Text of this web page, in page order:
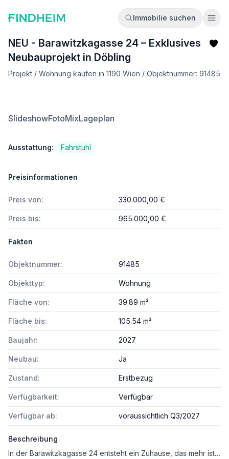
Immobilie suchen
NEU - Barawitzkagasse 24 – Exklusives
Neubauprojekt in Döbling
Projekt / Wohnung kaufen in 1190 Wien / Objektnummer: 91485
SlideshowFotoMixLageplan
Ausstattung: Fahrstuhl
Preisinformationen
Preis von: 330.000,00 €
Preis bis: 965.000,00 €
Fakten
Objektnummer: 91485
Objekttyp: Wohnung
Fläche von: 39.89 m²
Fläche bis: 105.54 m²
Baujahr: 2027
Neubau: Ja
Zustand: Erstbezug
Verfügbarkeit: Verfügbar
Verfügbar ab: voraussichtlich Q3/2027
Beschreibung
In der Barawitzkagasse 24 entsteht ein Zuhause, das mehr ist als nur vier Wände sind – ein Ort, an dem modernes Wohnen auf echte Lebensqualität trifft. Mit nur wenigen, exklusiv ausgestatteten Wohneinheiten und 13 komfortablen PKW-Stellplätzen bietet dieses Projekt Raum für Menschen, die Wert auf Ruhe, Stil und ein hochwertiges Wohngefühl legen.